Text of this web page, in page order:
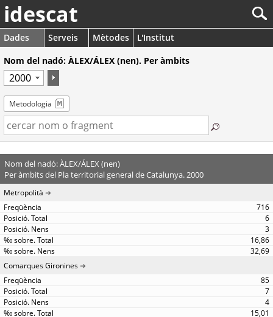
idescat
Dades Serveis Mètodes
L'Institut
Nom del nadó: ÀLEX/ÁLEX (nen). Per àmbits
Metodologia
Nom del nadó: ÀLEX/ÁLEX (nen)
Per àmbits del Pla territorial general de Catalunya. 2000
Metropolità
716
6
3
16,86
32,69
Comarques Gironines
85
7
4
15,01